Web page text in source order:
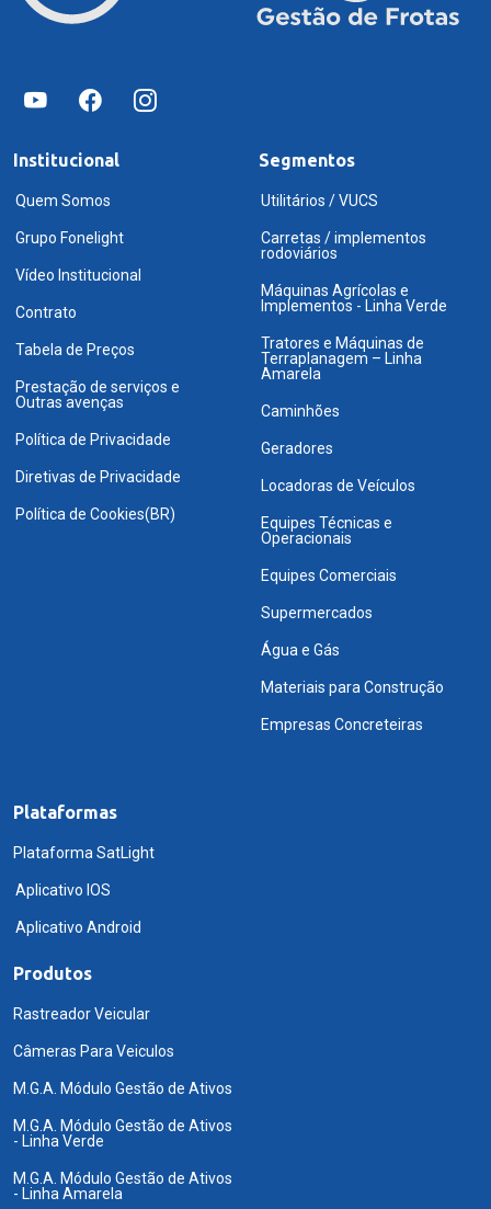
Institucional
Quem Somos
Grupo Fonelight
Vídeo Institucional
Contrato
Tabela de Preços
Prestação de serviços e
Outras avenças
Política de Privacidade
Diretivas de Privacidade
Política de Cookies(BR)
Segmentos
Utilitários / VUCS
Carretas / implementos
rodoviários
Máquinas Agrícolas e
Implementos - Linha Verde
Tratores e Máquinas de
Terraplanagem – Linha
Amarela
Caminhões
Geradores
Locadoras de Veículos
Equipes Técnicas e
Operacionais
Equipes Comerciais
Supermercados
Água e Gás
Materiais para Construção
Empresas Concreteiras
Plataformas
Plataforma SatLight
Aplicativo IOS
Aplicativo Android
Produtos
Rastreador Veicular
Câmeras Para Veiculos
M.G.A. Módulo Gestão de Ativos
M.G.A. Módulo Gestão de Ativos
- Linha Verde
M.G.A. Módulo Gestão de Ativos
- Linha Amarela